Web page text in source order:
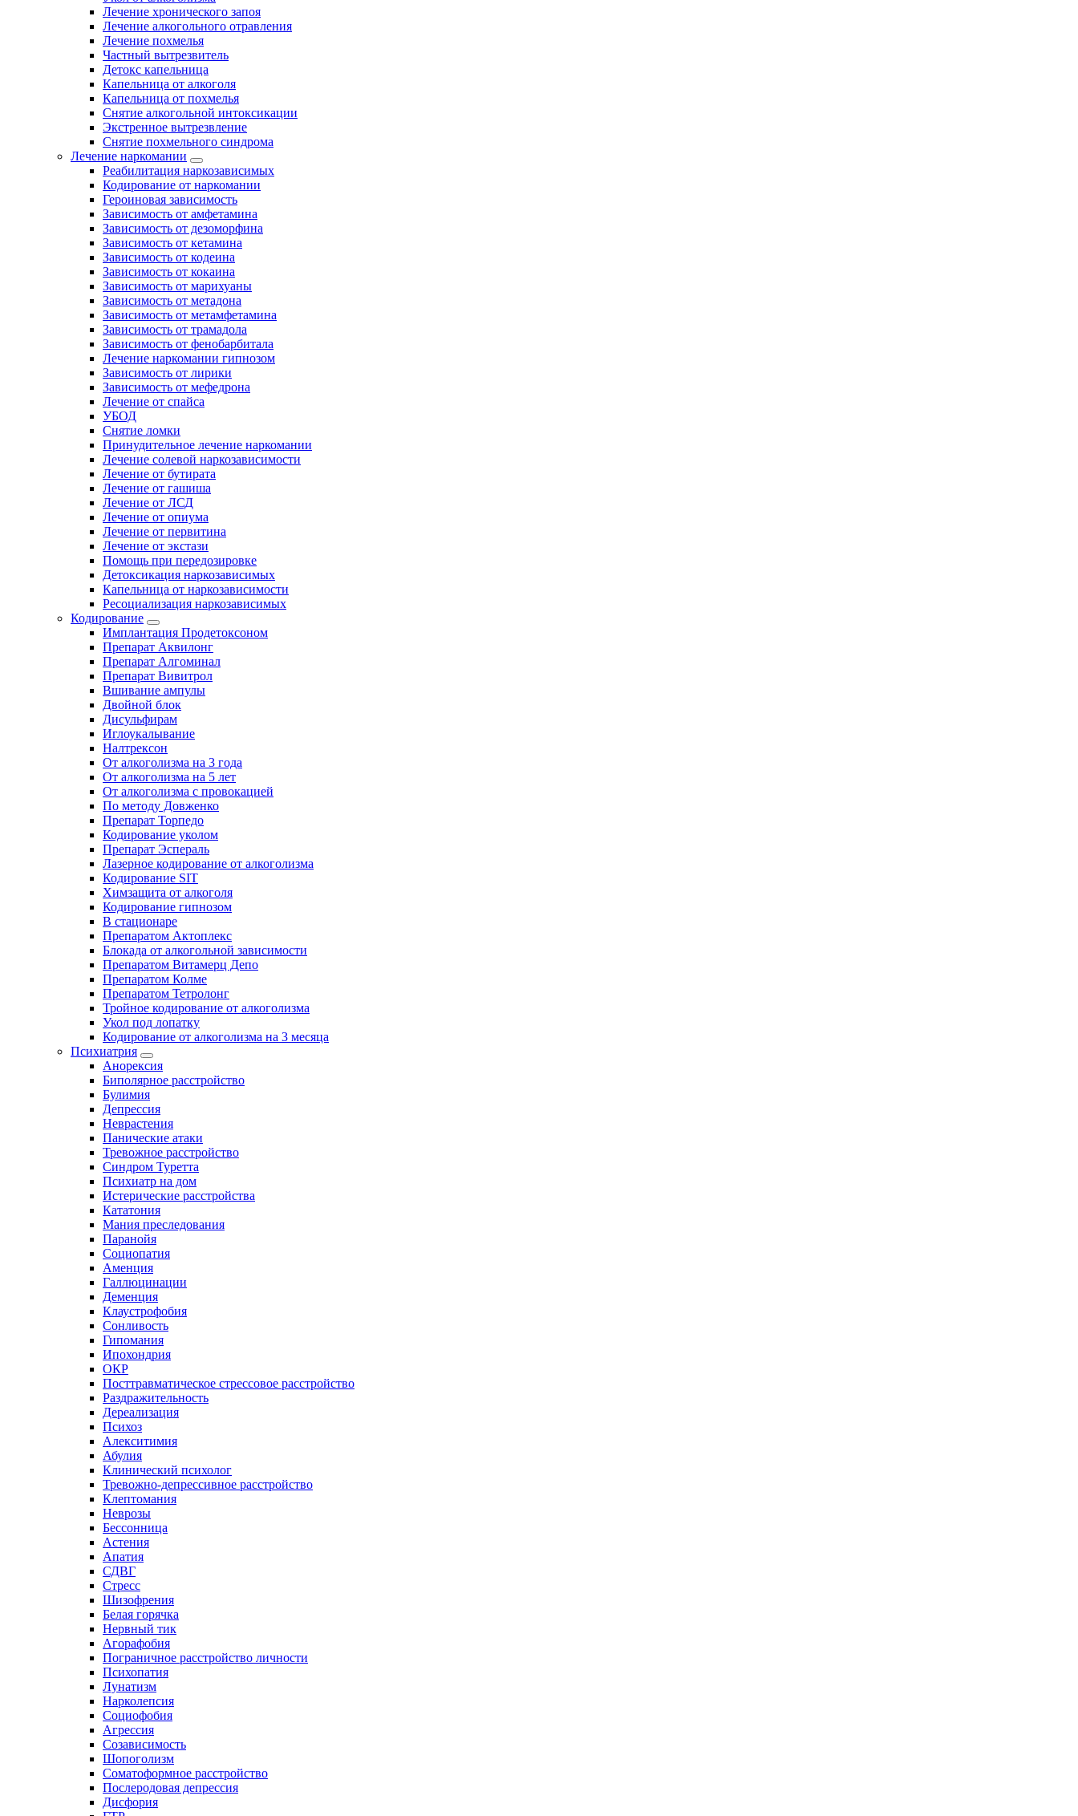
Лечение хронического запоя
Лечение алкогольного отравления
Лечение похмелья
Частный вытрезвитель
Детокс капельница
Капельница от алкоголя
Капельница от похмелья
Снятие алкогольной интоксикации
Экстренное вытрезвление
Снятие похмельного синдрома
Лечение наркомании
Реабилитация наркозависимых
Кодирование от наркомании
Героиновая зависимость
Зависимость от амфетамина
Зависимость от дезоморфина
Зависимость от кетамина
Зависимость от кодеина
Зависимость от кокаина
Зависимость от марихуаны
Зависимость от метадона
Зависимость от метамфетамина
Зависимость от трамадола
Зависимость от фенобарбитала
Лечение наркомании гипнозом
Зависимость от лирики
Зависимость от мефедрона
Лечение от спайса
УБОД
Снятие ломки
Принудительное лечение наркомании
Лечение солевой наркозависимости
Лечение от бутирата
Лечение от гашиша
Лечение от ЛСД
Лечение от опиума
Лечение от первитина
Лечение от экстази
Помощь при передозировке
Детоксикация наркозависимых
Капельница от наркозависимости
Ресоциализация наркозависимых
Кодирование
Имплантация Продетоксоном
Препарат Аквилонг
Препарат Алгоминал
Препарат Вивитрол
Вшивание ампулы
Двойной блок
Дисульфирам
Иглоукалывание
Налтрексон
От алкоголизма на 3 года
От алкоголизма на 5 лет
От алкоголизма с провокацией
По методу Довженко
Препарат Торпедо
Кодирование уколом
Препарат Эспераль
Лазерное кодирование от алкоголизма
Кодирование SIT
Химзащита от алкоголя
Кодирование гипнозом
В стационаре
Препаратом Актоплекс
Блокада от алкогольной зависимости
Препаратом Витамерц Депо
Препаратом Колме
Препаратом Тетролонг
Тройное кодирование от алкоголизма
Укол под лопатку
Кодирование от алкоголизма на 3 месяца
Психиатрия
Анорексия
Биполярное расстройство
Булимия
Депрессия
Неврастения
Панические атаки
Тревожное расстройство
Синдром Туретта
Психиатр на дом
Истерические расстройства
Кататония
Мания преследования
Паранойя
Социопатия
Аменция
Галлюцинации
Деменция
Клаустрофобия
Сонливость
Гипомания
Ипохондрия
ОКР
Посттравматическое стрессовое расстройство
Раздражительность
Дереализация
Психоз
Алекситимия
Абулия
Клинический психолог
Тревожно-депрессивное расстройство
Клептомания
Неврозы
Бессонница
Астения
Апатия
СДВГ
Стресс
Шизофрения
Белая горячка
Нервный тик
Агорафобия
Пограничное расстройство личности
Психопатия
Лунатизм
Нарколепсия
Социофобия
Агрессия
Созависимость
Шопоголизм
Соматоформное расстройство
Послеродовая депрессия
Дисфория